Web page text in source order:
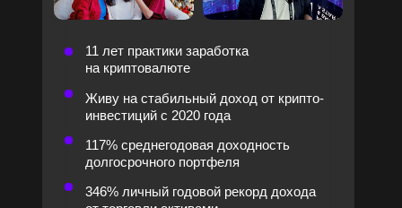
Доступ к надежному
обменнику
покупки и продажи
криптовалюты
Сертификат в конце